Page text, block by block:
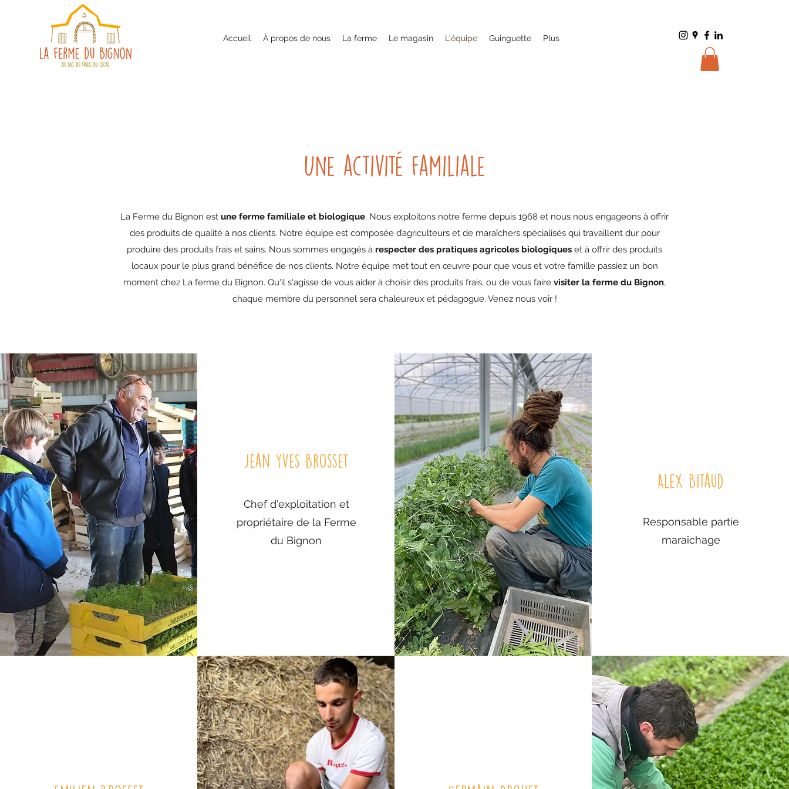
Accueil À propos de nous La ferme Le magasin L'équipe Guinguette Plus
Une activité familiale
La Ferme du Bignon est une ferme familiale et biologique. Nous exploitons notre ferme depuis 1968 et nous nous engageons à offrir
des produits de qualité à nos clients. Notre équipe est composée d’agriculteurs et de maraîchers spécialisés qui travaillent dur pour
produire des produits frais et sains. Nous sommes engagés à respecter des pratiques agricoles biologiques et à offrir des produits
locaux pour le plus grand bénéfice de nos clients. Notre équipe met tout en œuvre pour que vous et votre famille passiez un bon
moment chez La ferme du Bignon. Qu'il s'agisse de vous aider à choisir des produits frais, ou de vous faire visiter la ferme du Bignon,
chaque membre du personnel sera chaleureux et pédagogue. Venez nous voir !
Jean Yves Brosset
Chef d'exploitation et
propriétaire de la Ferme
du Bignon
Alex Bitaud
Responsable partie
maraîchage